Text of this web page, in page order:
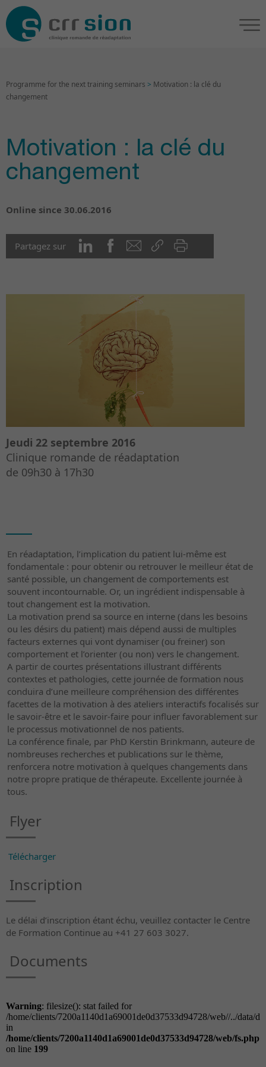
Programme for the next training seminars > Motivation : la clé du
changement
Motivation : la clé du
changement
Online since 30.06.2016
Partagez sur
Jeudi 22 septembre 2016
Clinique romande de réadaptation
de 09h30 à 17h30
En réadaptation, l’implication du patient lui-même est
fondamentale : pour obtenir ou retrouver le meilleur état de
santé possible, un changement de comportements est
souvent incontournable. Or, un ingrédient indispensable à
tout changement est la motivation.
La motivation prend sa source en interne (dans les besoins
ou les désirs du patient) mais dépend aussi de multiples
facteurs externes qui vont dynamiser (ou freiner) son
comportement et l’orienter (ou non) vers le changement.
A partir de courtes présentations illustrant différents
contextes et pathologies, cette journée de formation nous
conduira d’une meilleure compréhension des différentes
facettes de la motivation à des ateliers interactifs focalisés sur
le savoir-être et le savoir-faire pour influer favorablement sur
le processus motivationnel de nos patients.
La conférence finale, par PhD Kerstin Brinkmann, auteure de
nombreuses recherches et publications sur le thème,
renforcera notre motivation à quelques changements dans
notre propre pratique de thérapeute. Excellente journée à
tous.
Flyer
Télécharger
Inscription
Le délai d’inscription étant échu, veuillez contacter le Centre
de Formation Continue au +41 27 603 3027.
Documents